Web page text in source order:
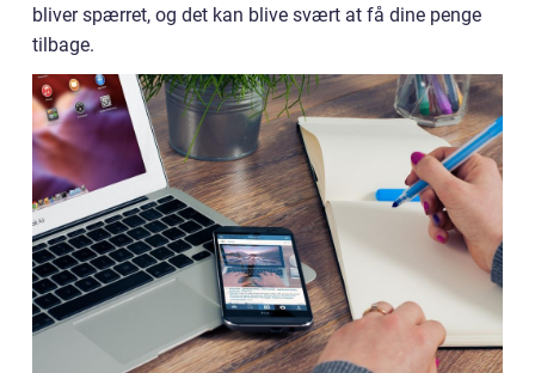
bliver spærret, og det kan blive svært at få dine penge
tilbage.